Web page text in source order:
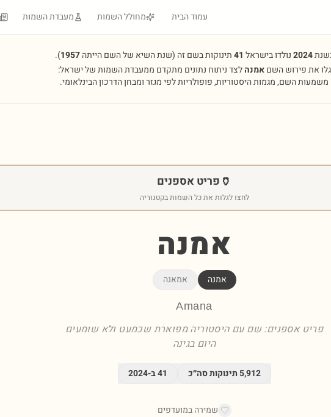
עמוד הבית מחולל השמות מעבדת השמות
2024נולדו בישראל 41תינוקות בשם זה (שנת השיא של השם הייתה1957
).
גלו את פירוש השםאמנהלצד ניתוח נתונים מתקדם ממעבדת השמות של ישראל:
משמעות השם, מגמות היסטוריות, פופולריות לפי מגזר ומבחן הדרכון הבינלאומי.
🏺 פריט אספנים
לחצו לגלות את כל השמות בקטגוריה
אמנה
אמנה אמאנה
Amana
פריט אספנים: שם עם היסטוריה מפוארת שכמעט ולא שומעים
היום בגינה
5,912תינוקות סה״כ 41ב-2024
שמירה במועדפים